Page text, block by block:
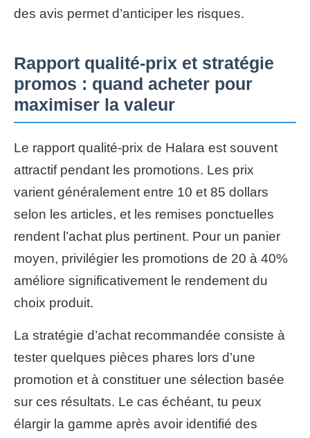
des avis permet d’anticiper les risques.
Rapport qualité-prix et stratégie
promos : quand acheter pour
maximiser la valeur
Le rapport qualité-prix de Halara est souvent
attractif pendant les promotions. Les prix
varient généralement entre 10 et 85 dollars
selon les articles, et les remises ponctuelles
rendent l’achat plus pertinent. Pour un panier
moyen, privilégier les promotions de 20 à 40%
améliore significativement le rendement du
choix produit.
La stratégie d’achat recommandée consiste à
tester quelques pièces phares lors d’une
promotion et à constituer une sélection basée
sur ces résultats. Le cas échéant, tu peux
élargir la gamme après avoir identifié des